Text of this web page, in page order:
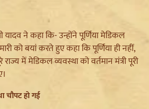
ने कहा कि- उन्होंने पूर्णिया मेडिकल
को बयां करते हुए कहा कि पूर्णिया ही नहीं,
में मेडिकल व्यवस्था को वर्तमान मंत्री पूरी
चौपट हो गई